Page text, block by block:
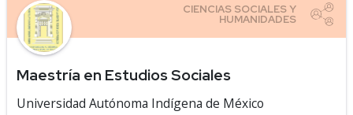
Maestría en Estudios Sociales
Universidad Autónoma Indígena de México